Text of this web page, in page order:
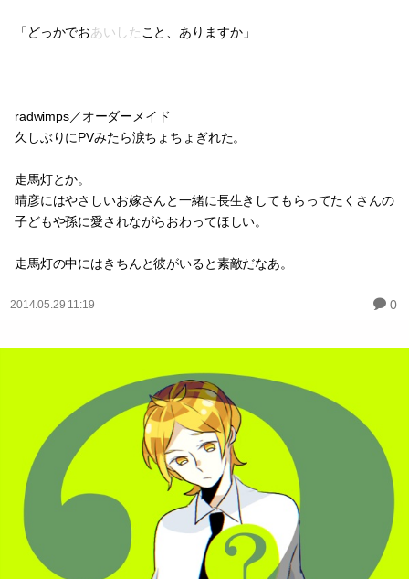
「どっかでおあいした こと、ありますか」
radwimps／オーダーメイド
久しぶりにPVみたら涙ちょちょぎれた。
走馬灯とか。
晴彦にはやさしいお嫁さんと一緒に長生きしてもらってたくさんの
子どもや孫に愛されながらおわってほしい。
走馬灯の中にはきちんと彼がいると素敵だなあ。
2014.05.29 11:19 0